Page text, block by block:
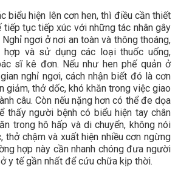
biểu hiện lên cơn hen, thì điều cần thiết
tiếp tục tiếp xúc với những tác nhân gây
ngơi ở nơi an toàn và thông thoáng,
hợp và sử dụng các loại thuốc uống,
sĩ kê đơn. Nếu như hen phế quản ở
nghỉ ngơi, cách nhận biết đó là cơn
giảm, thở dốc, khó khăn trong việc giao
câu. Còn nếu nặng hơn có thể đe dọa
thấy người bệnh có biểu hiện tay chân
trong hô hấp và di chuyển, không nói
chậm và xuất hiện nhiều cơn ngừng
hợp này cần nhanh chóng đưa người
y tế gần nhất để cứu chữa kịp thời.